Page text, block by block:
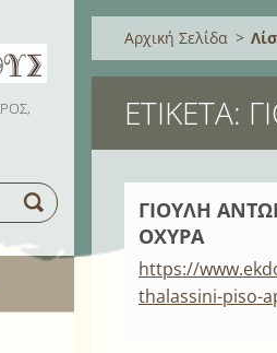
Αρχική Σελίδα >
ΕΤΙΚΈΤΑ:
ΓΙΟΥΛΗ
ΟΧΥΡΑ
https://
thalassini-piso-